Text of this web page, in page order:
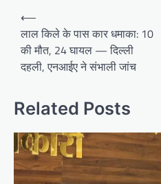
Post
navigation
⟵
लाल किले के पास कार धमाका: 10
की मौत, 24 घायल — दिल्ली
दहली, एनआईए ने संभाली जांच
Related Posts